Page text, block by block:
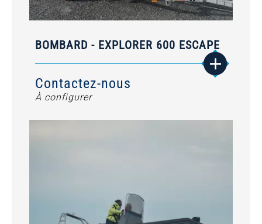
BOMBARD - EXPLORER 600 ESCAPE
Contactez-nous
À configurer